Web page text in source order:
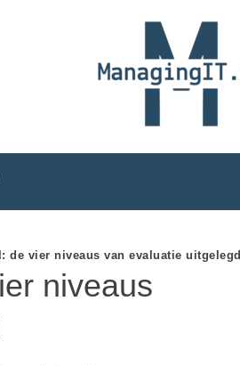
de vier niveaus van evaluatie uitgelegd
niveaus